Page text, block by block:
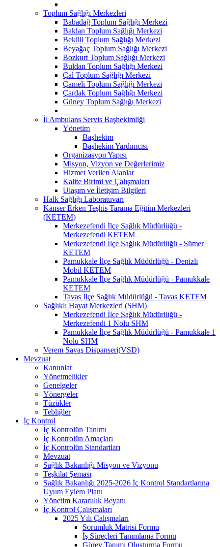
Toplum Sağlığı Merkezleri
Babadağ Toplum Sağlığı Merkezi
Baklan Toplum Sağlığı Merkezi
Bekilli Toplum Sağlığı Merkezi
Beyağaç Toplum Sağlığı Merkezi
Bozkurt Toplum Sağlığı Merkezi
Buldan Toplum Sağlığı Merkezi
Çal Toplum Sağlığı Merkezi
Çameli Toplum Sağlığı Merkezi
Çardak Toplum Sağlığı Merkezi
Güney Toplum Sağlığı Merkezi
İl Ambulans Servis Başhekimliği
Yönetim
Başhekim
Başhekim Yardımcısı
Organizasyon Yapısı
Misyon, Vizyon ve Değerlerimiz
Hizmet Verilen Alanlar
Kalite Birimi ve Çalışmaları
Ulaşım ve İletişim Bilgileri
Halk Sağlığı Laboratuvarı
Kanser Erken Teşhis Tarama Eğitim Merkezleri
(KETEM)
Merkezefendi İlçe Sağlık Müdürlüğü -
Merkezefendi KETEM
Merkezefendi İlçe Sağlık Müdürlüğü - Sümer
KETEM
Pamukkale İlçe Sağlık Müdürlüğü - Denizli
Mobil KETEM
Pamukkale İlçe Sağlık Müdürlüğü - Pamukkale
KETEM
Tavas İlçe Sağlık Müdürlüğü - Tavas KETEM
Sağlıklı Hayat Merkezleri (SHM)
Merkezefendi İlçe Sağlık Müdürlüğü -
Merkezefendi 1 Nolu SHM
Pamukkale İlçe Sağlık Müdürlüğü - Pamukkale 1
Nolu SHM
Verem Savaş Dispanseri(VSD)
Mevzuat
Kanunlar
Yönetmelikler
Genelgeler
Yönergeler
Tüzükler
Tebliğler
İç Kontrol
İç Kontrolün Tanımı
İç Kontrolün Amaçları
İç Kontrolün Standartları
Mevzuat
Sağlık Bakanlığı Misyon ve Vizyonu
Teşkilat Şeması
Sağlık Bakanlığı 2025-2026 İç Kontrol Standartlarına
Uyum Eylem Planı
Yönetim Kararlılık Beyanı
İç Kontrol Çalışmaları
2025 Yılı Çalışmaları
Sorumluk Matrisi Formu
İş Süreçleri Tanımlama Formu
Görev Tanımı Oluşturma Formu